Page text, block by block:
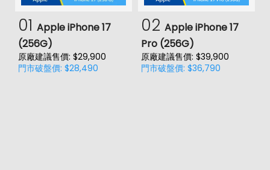
01 Apple iPhone 17
(256G)
原廠建議售價: $29,900
門市破盤價: $28,490
02 Apple iPhone 17
Pro (256G)
原廠建議售價: $39,900
門市破盤價: $36,790